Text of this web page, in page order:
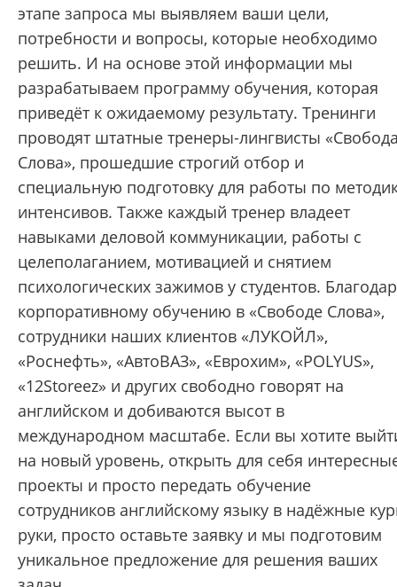
этапе запроса мы выявляем ваши цели,
потребности и вопросы, которые необходимо
решить. И на основе этой информации мы
разрабатываем программу обучения, которая
приведёт к ожидаемому результату. Тренинги
проводят штатные тренеры-лингвисты
Слова», прошедшие строгий отбор и
специальную подготовку для работы по
интенсивов. Также каждый тренер владеет
навыками деловой коммуникации, работы с
целеполаганием, мотивацией и снятием
психологических зажимов у студентов.
корпоративному обучению в «Свободе Слова»,
сотрудники наших клиентов «ЛУКОЙЛ»,
«Роснефть», «АвтоВАЗ», «Еврохим», «POLYUS»,
«12Storeez» и других свободно говорят на
английском и добиваются высот в
международном масштабе. Если вы хотите
на новый уровень, открыть для себя
проекты и просто передать обучение
сотрудников английскому языку в надёжные
руки, просто оставьте заявку и мы подготовим
уникальное предложение для решения ваших